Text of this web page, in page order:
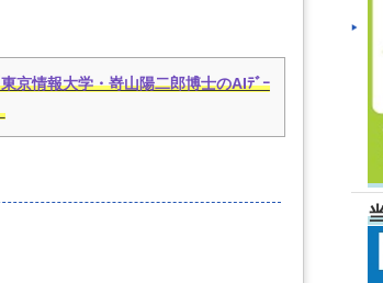
京情報大学・嵜山陽二郎博士のAIﾃﾞｰ